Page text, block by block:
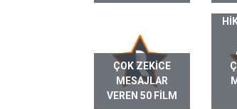
ÇOK ZEKICE
MESAJLAR
VEREN 50 FILM